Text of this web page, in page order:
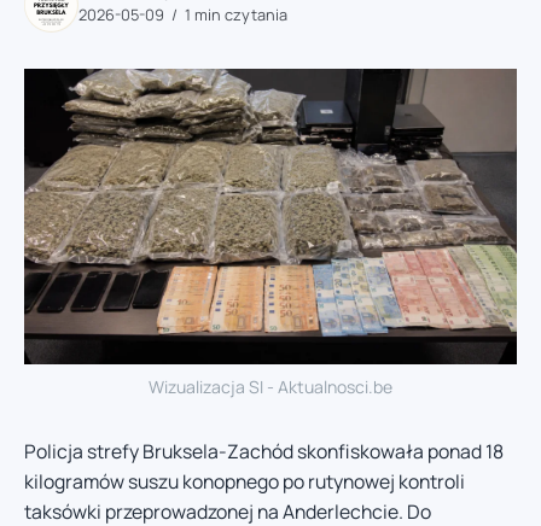
2026-05-09
1 min czytania
Wizualizacja SI - Aktualnosci.be
Policja strefy Bruksela-Zachód skonfiskowała ponad 18
kilogramów suszu konopnego po rutynowej kontroli
taksówki przeprowadzonej na Anderlechcie. Do